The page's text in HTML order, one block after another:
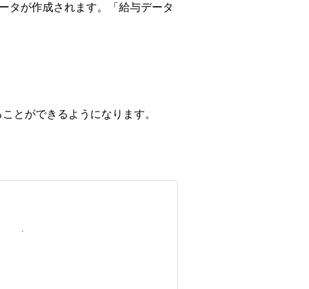
タが作成されます。「給与データ
とができるようになります。